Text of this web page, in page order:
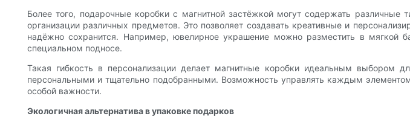
Более того, подарочные коробки с магнитной застёжкой могут содержать
организации различных предметов. Это позволяет создавать креативные и
надёжно сохранится. Например, ювелирное украшение можно разместить в
специальном подносе.
Такая гибкость в персонализации делает магнитные коробки идеальным
персональными и тщательно подобранными. Возможность управлять каждым
особой важности.
Экологичная альтернатива в упаковке подарков